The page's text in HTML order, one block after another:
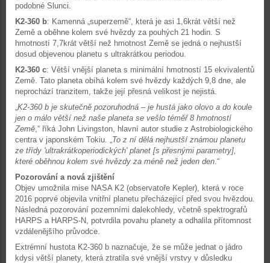
podobné Slunci.
K2-360 b: Kamenná „superzemě“, která je asi 1,6krát větší než
Země a oběhne kolem své hvězdy za pouhých 21 hodin. S
hmotností 7,7krát větší než hmotnost Země se jedná o nejhustší
dosud objevenou planetu s ultrakrátkou periodou.
K2-360 c: Větší vnější planeta s minimální hmotností 15 ekvivalentů
Země. Tato planeta obíhá kolem své hvězdy každých 9,8 dne, ale
neprochází tranzitem, takže její přesná velikost je nejistá.
K2-360 b je skutečně pozoruhodná – je hustá jako olovo a do koule
jen o málo větší než naše planeta se vešlo téměř 8 hmotností
Země ,“ říká John Livingston, hlavní autor studie z Astrobiologického
centra v japonském Tokiu. „ To z ní dělá nejhustší známou planetu
ze třídy 'ultrakrátkoperiodických' planet [s přesnými parametry],
které oběhnou kolem své hvězdy za méně než jeden den .“
Pozorování a nová zjištění
Objev umožnila mise NASA K2 (observatoře Kepler), která v roce
2016 poprvé objevila vnitřní planetu přecházející před svou hvězdou.
Následná pozorování pozemními dalekohledy, včetně spektrografů
HARPS a HARPS-N, potvrdila povahu planety a odhalila přítomnost
vzdálenějšího průvodce.
Extrémní hustota K2-360 b naznačuje, že se může jednat o jádro
kdysi větší planety, která ztratila své vnější vrstvy v důsledku